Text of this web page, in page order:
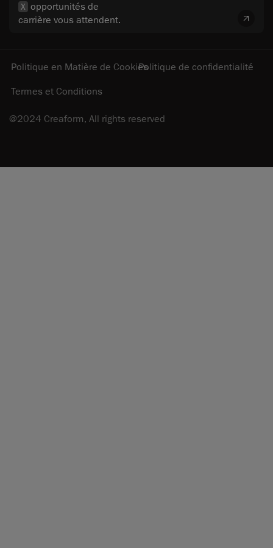
X opportunités de
carrière vous attendent.
@2024 Creaform, All rights reserved
Politique en Matière de CookiesPolitique de confidentialité
Termes et Conditions